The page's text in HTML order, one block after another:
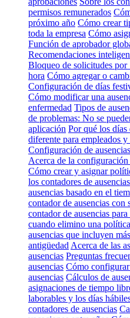
permisos remunerados
próximo año Cómo crear
toda la empresa Cómo
Función de aprobador
Recomendaciones
Bloqueo de solicitudes por
hora Cómo agregar o
Configuración de días
Cómo modificar una
enfermedad Tipos de
de problemas: No se
aplicación Por qué los días
diferente para empleados
Configuración de ausencias
Acerca de la
Cómo crear y asignar
los contadores de ausencias
ausencias basado en el
contador de ausencias con
contador de ausencias
cuando elimino una
ausencias que incluyen
antigüedad Acerca de las
ausencias Preguntas
ausencias Cómo configurar
ausencias Cálculos de
asignaciones de tiempo
laborables y los días
contadores de ausencias